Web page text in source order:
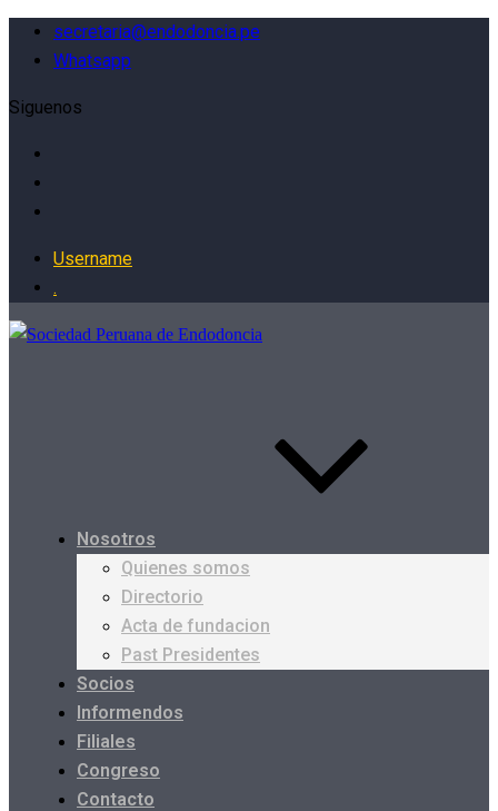
secretaria@endodoncia.pe
Whatsapp
Siguenos
Username
.
Nosotros
Quienes somos
Directorio
Acta de fundacion
Past Presidentes
Socios
Informendos
Filiales
Congreso
Contacto